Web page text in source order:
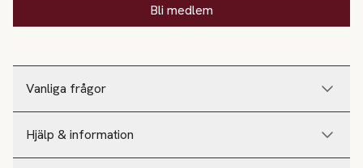
Vanliga frågor
Hjälp & information
Bli medlem